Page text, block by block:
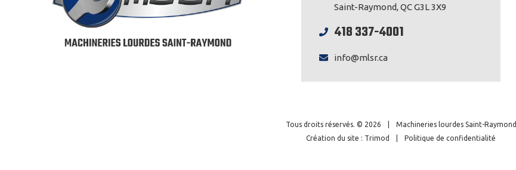
Saint-Raymond, QC G3L 3X9
418 337-4001
info@mlsr.ca
Tous droits réservés. © 2026
Machineries lourdes Saint-Raymond
Création du site : Trimod
Politique de confidentialité